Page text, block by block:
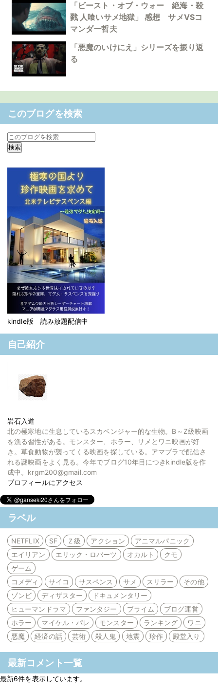
「ビースト・オブ・ウォー 絶海・殺
戮 人喰いサメ地獄」 感想 サメVSコ
マンダー哲夫
「悪魔のいけにえ」シリーズを振り返
る
このブログを検索
kindle版 読み放題配信中
自己紹介
岩石入道
北の極寒地に生息しているスカベンジャー的な生物。B～Z級映画
を漁る習性がある。モンスター、ホラー、サメとワニ映画が好
き。草食動物が襲ってくる映画を探している。アマプラで配信さ
れる謎映画をよく見る。今年でブログ10年目につきkindle版を作
成中。krgm200@gmail.com
プロフィールにアクセス
ラベル
NETFLIX SF Ｚ級 アクション
アニマルパニック
エイリアン
エリック・ロバーツ オカルト
クモ
ゲーム
コメディ
サイコ サスペンス サメ スリラー
その他
ゾンビ
ディザスター
ドキュメンタリー
ヒューマンドラマ
ファンタジー プライム
ブログ運営
ホラー
マイケル・パレ モンスター ランキング
ワニ
悪魔
経済の話 芸術 殺人鬼 地震 珍作 殿堂入り
最新コメント一覧
最新6件を表示しています。